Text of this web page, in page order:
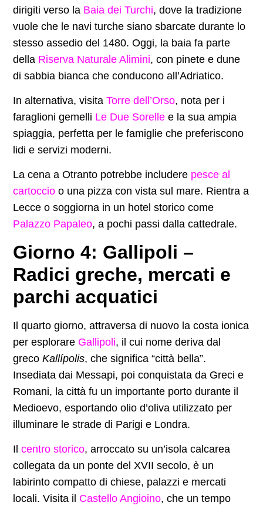
dirigiti verso la Baia dei Turchi, dove la tradizione
vuole che le navi turche siano sbarcate durante lo
stesso assedio del 1480. Oggi, la baia fa parte
della Riserva Naturale Alimini, con pinete e dune
di sabbia bianca che conducono all’Adriatico.
In alternativa, visitaTorre dell’Orso, nota per i
faraglioni gemelli Le Due Sorelle e la sua ampia
spiaggia, perfetta per le famiglie che preferiscono
lidi e servizi moderni.
La cena a Otranto potrebbe includere pesce al
cartoccio o una pizza con vista sul mare. Rientra a
Lecce o soggiorna in un hotel storico come
Palazzo Papaleo, a pochi passi dalla cattedrale.
Giorno 4: Gallipoli –
Radici greche, mercati e
parchi acquatici
Il quarto giorno, attraversa di nuovo la costa ionica
per esplorare Gallipoli, il cui nome deriva dal
grecoKallípolis, che significa “città bella”.
Insediata dai Messapi, poi conquistata da Greci e
Romani, la città fu un importante porto durante il
Medioevo, esportando olio d’oliva utilizzato per
illuminare le strade di Parigi e Londra.
Ilcentro storico, arroccato su un’isola calcarea
collegata da un ponte del XVII secolo, è un
labirinto compatto di chiese, palazzi e mercati
locali. Visita il Castello Angioino, che un tempo